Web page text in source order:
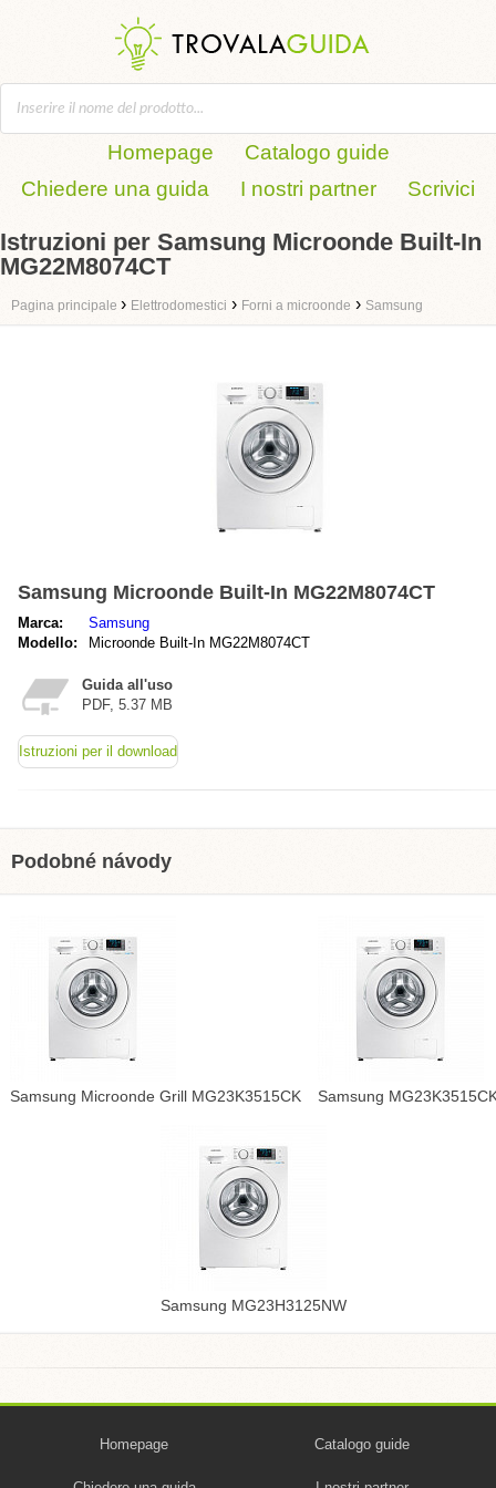
Homepage
Catalogo guide
Chiedere una guida
I nostri partner Scrivici
Istruzioni per Samsung Microonde Built-In
MG22M8074CT
Pagina principale › Elettrodomestici › Forni a microonde › Samsung
Samsung Microonde Built-In MG22M8074CT
Marca:
Samsung
Modello:
Microonde Built-In MG22M8074CT
Guida all'uso
PDF, 5.37 MB
Istruzioni per il download
Podobné návody
Samsung Microonde Grill MG23K3515CK Samsung
Samsung MG23H3125NW
Homepage Catalogo guide